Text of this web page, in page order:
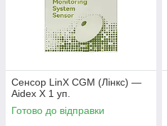
Сенсор LinX CGM (Лінкс) —
Aidex X 1 уп.
Готово до відправки